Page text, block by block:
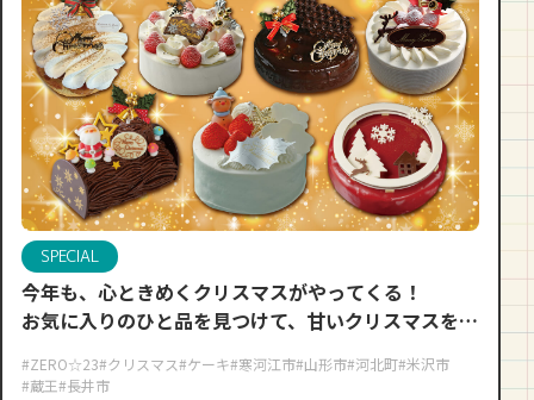
SPECIAL
今年も、心ときめくクリスマスがやってくる！
お気に入りのひと品を見つけて、甘いクリスマスを迎
#ZERO☆23#クリスマス#ケーキ#寒河江市#山形市#河北町#米沢市
#蔵王#長井市